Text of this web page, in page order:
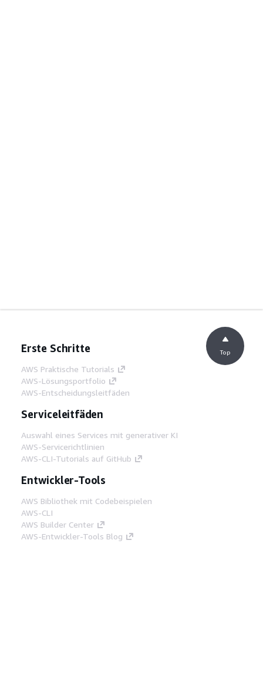
Erste Schritte
AWS Praktische Tutorials
AWS-Lösungsportfolio
AWS-Entscheidungsleitfäden
Serviceleitfäden
Auswahl eines Services mit generativer KI
AWS-Servicerichtlinien
AWS-CLI-Tutorials auf GitHub
Entwickler-Tools
AWS Bibliothek mit Codebeispielen
AWS-CLI
AWS Builder Center
AWS-Entwickler-Tools Blog
Top